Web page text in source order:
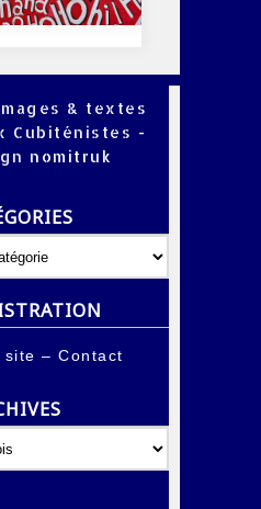
& textes
Cubiténistes -
nomitruk
site –Contact